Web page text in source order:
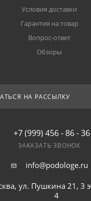
Условия доставки
Гарантия на товар
Вопрос-ответ
Обзоры
НА РАССЫЛКУ
+7 (999) 456 - 86 - 36
ЗАКАЗАТЬ ЗВОНОК
info@podologe.ru
ул. Пушкина 21, 3
4